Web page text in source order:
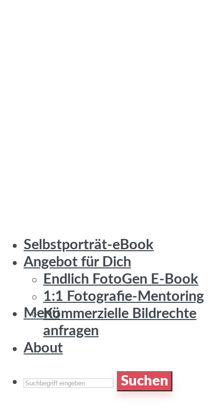
Selbstporträt-eBook
Angebot für Dich
Endlich FotoGen E-Book
1:1 Fotografie-Mentoring
Kommerzielle Bildrechte
anfragen
About
Suchen
Menü